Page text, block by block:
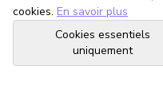
cookies. En savoir plus
Cookies essentiels
uniquement